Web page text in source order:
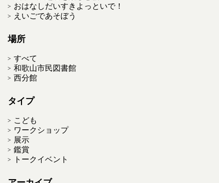
おはなしだいすきよっといで！
えいごであそぼう
場所
すべて
和歌山市民図書館
西分館
タイプ
こども
ワークショップ
展示
鑑賞
トークイベント